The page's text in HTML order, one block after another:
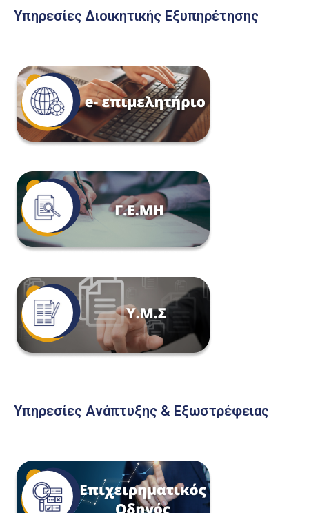
Υπηρεσίες Διοικητικής Εξυπηρέτησης
Υπηρεσίες Ανάπτυξης & Εξωστρέφειας